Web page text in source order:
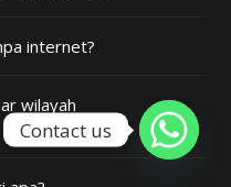
internet?
wilayah
Contact us